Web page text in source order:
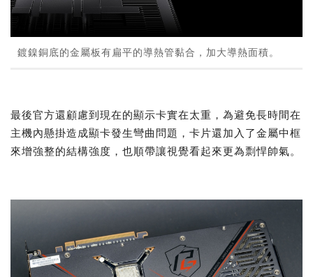
鍍鎳銅底的金屬板有扁平的導熱管黏合，加大導熱面積。
最後官方還顧慮到現在的顯示卡實在太重，為避免長時間在
主機內懸掛造成顯卡發生彎曲問題，卡片還加入了金屬中框
來增強整的結構強度，也順帶讓視覺看起來更為剽悍帥氣。